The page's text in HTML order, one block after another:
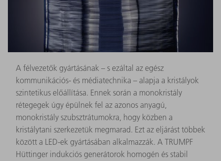
A félvezetők gyártásának – s ezáltal az egész
kommunikációs- és médiatechnika – alapja a kristályok
szintetikus előállítása. Ennek során a monokristály
rétegegek úgy épülnek fel az azonos anyagú,
monokristály szubsztrátumokra, hogy közben a
kristálytani szerkezetük megmarad. Ezt az eljárást többek
között a LED-ek gyártásában alkalmazzák. A TRUMPF
Hüttinger indukciós generátorok homogén és stabil